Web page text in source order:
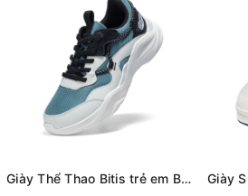
Giày Thể Thao Bitis trẻ em BSB009000